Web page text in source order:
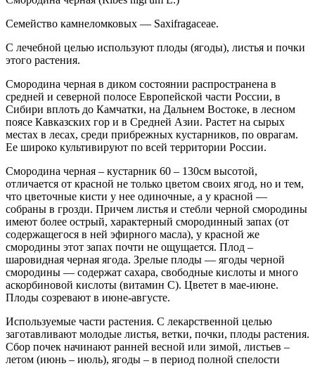
Семейство камнеломковых — Saxifragaceae.
С лечебной целью используют плоды (ягоды), листья и почки
этого растения.
Смородина черная в диком состоянии распространена в
средней и северной полосе Европейской части России, в
Сибири вплоть до Камчатки, на Дальнем Востоке, в лесном
поясе Кавказских гор и в Средней Азии. Растет на сырых
местах в лесах, среди прибрежных кустарников, по оврагам.
Ее широко культивируют по всей территории России.
Смородина черная – кустарник 60 – 130см высотой,
отличается от красной не только цветом своих ягод, но и тем,
что цветочные кисти у нее одиночные, а у красной —
собраны в грозди. Причем листья и стебли черной смородины
имеют более острый, характерный смородинный запах (от
содержащегося в ней эфирного масла), у красной же
смородины этот запах почти не ощущается. Плод –
шаровидная черная ягода. Зрелые плоды — ягоды черной
смородины — содержат сахара, свободные кислоты и много
аскорбиновой кислоты (витамин С). Цветет в мае-июне.
Плоды созревают в июне-августе.
Используемые части растения. С лекарственной целью
заготавливают молодые листья, ветки, почки, плоды растения.
Сбор почек начинают ранней весной или зимой, листьев –
летом (июнь – июль), ягоды – в период полной спелости